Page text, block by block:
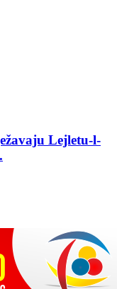
Lejletu-l-